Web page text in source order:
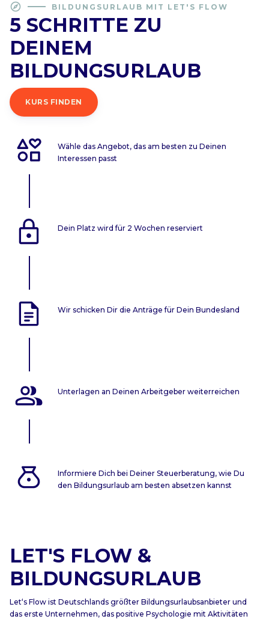
explore BILDUNGSURLAUB MIT LET'S FLOW
5 SCHRITTE ZU
DEINEM
BILDUNGSURLAUB
KURS FINDEN
Wähle das Angebot, das am besten zu Deinen
Interessen passt
Dein Platz wird für 2 Wochen reserviert
Wir schicken Dir die Anträge für Dein Bundesland
Unterlagen an Deinen Arbeitgeber weiterreichen
Informiere Dich bei Deiner Steuerberatung, wie Du
den Bildungsurlaub am besten absetzen kannst
LET'S FLOW &
BILDUNGSURLAUB
Let‘s Flow ist Deutschlands größter Bildungsurlaubsanbieter und
das erste Unternehmen, das positive Psychologie mit Aktivitäten